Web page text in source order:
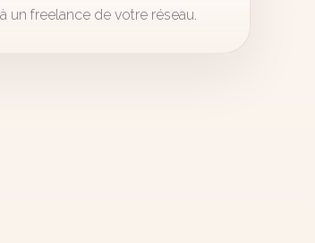
un freelance de votre réseau.